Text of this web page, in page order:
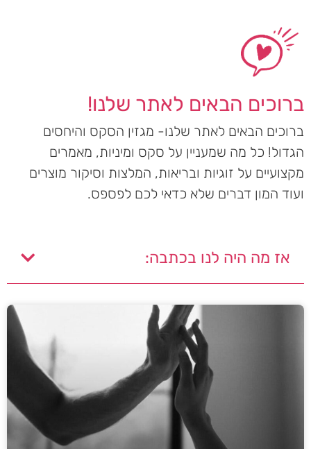
ברוכים הבאים לאתר שלנו!
ברוכים הבאים לאתר שלנו- מגזין הסקס והיחסים
הגדול! כל מה שמעניין על סקס ומיניות, מאמרים
מקצועיים על זוגיות ובריאות, המלצות וסיקור מוצרים
ועוד המון דברים שלא כדאי לכם לפספס.
אז מה היה לנו בכתבה: